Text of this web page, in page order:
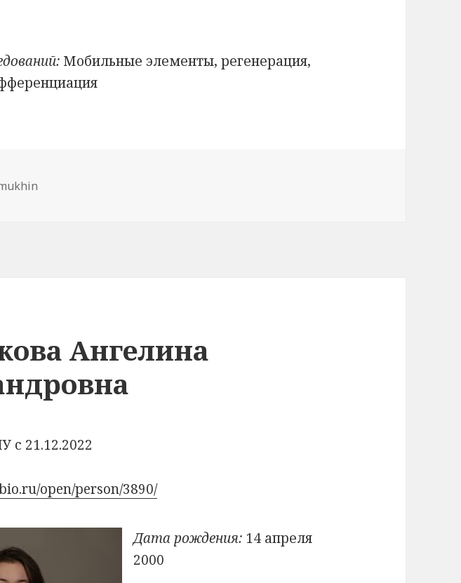
Мобильные элементы, регенерация,
Ангелина
с 21.12.2022
open/person/3890/
Дата рождения: 14 апреля
2000